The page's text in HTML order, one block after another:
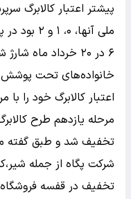
پیشتر اعتبار کالابرگ
۶ در ۲۰ خرداد ماه
خانواده‌های تحت پوشش
اعتبار کالابرگ خود را
مرحله یازدهم طرح
تخفیف شد و طبق گفته
تخفیف در قفسه